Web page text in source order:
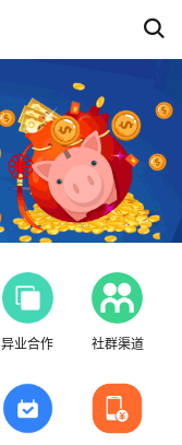
异业合作 社群渠道